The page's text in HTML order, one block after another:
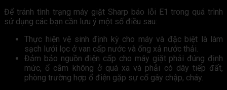
Để tránh tình trạng máy giặt Sharp báo lỗi E1 trong quá trình
sử dụng các bạn cần lưu ý một số điều sau:
Thực hiện vệ sinh định kỳ cho máy và đặc biệt là làm
sạch lưới lọc ở van cấp nước và ống xả nước thải.
Đảm bảo nguồn điện cấp cho máy giặt phải đúng định
mức, ổ cắm không ở quá xa và phải có dây tiếp đất,
phòng trường hợp ổ điện gặp sự cố gây chập, cháy.